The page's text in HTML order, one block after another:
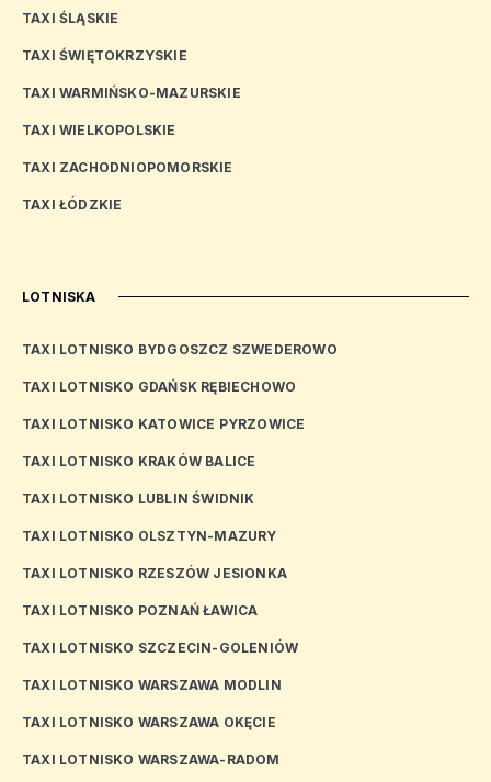
TAXI ŚLĄSKIE
TAXI ŚWIĘTOKRZYSKIE
TAXI WARMIŃSKO-MAZURSKIE
TAXI WIELKOPOLSKIE
TAXI ZACHODNIOPOMORSKIE
TAXI ŁÓDZKIE
LOTNISKA
TAXI LOTNISKO BYDGOSZCZ SZWEDEROWO
TAXI LOTNISKO GDAŃSK RĘBIECHOWO
TAXI LOTNISKO KATOWICE PYRZOWICE
TAXI LOTNISKO KRAKÓW BALICE
TAXI LOTNISKO LUBLIN ŚWIDNIK
TAXI LOTNISKO OLSZTYN-MAZURY
TAXI LOTNISKO RZESZÓW JESIONKA
TAXI LOTNISKO POZNAŃ ŁAWICA
TAXI LOTNISKO SZCZECIN-GOLENIÓW
TAXI LOTNISKO WARSZAWA MODLIN
TAXI LOTNISKO WARSZAWA OKĘCIE
TAXI LOTNISKO WARSZAWA-RADOM